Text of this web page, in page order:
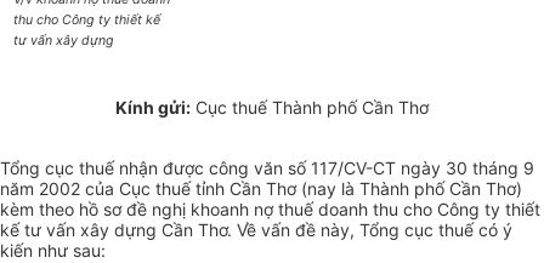
thu cho Công ty thiết kế
tư vấn xây dựng
Kính gửi: Cục thuế Thành phố Cần Thơ
Tổng cục thuế nhận được công văn số 117/CV-CT ngày 30 tháng 9
năm 2002 của Cục thuế tỉnh Cần Thơ (nay là Thành phố Cần Thơ)
kèm theo hồ sơ đề nghị khoanh nợ thuế doanh thu cho Công ty thiết
kế tư vấn xây dựng Cần Thơ. Về vấn đề này, Tổng cục thuế có ý
kiến như sau: